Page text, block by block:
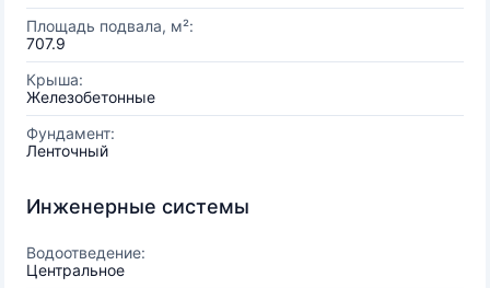
Площадь подвала, м²:
707.9
Крыша:
Железобетонные
Фундамент:
Ленточный
Инженерные системы
Водоотведение:
Центральное